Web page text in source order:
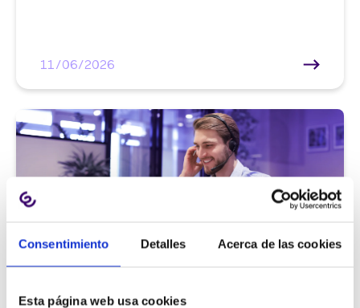
Consentimiento Detalles Acerca de las cookies
Esta página web usa cookies
11/06/2026